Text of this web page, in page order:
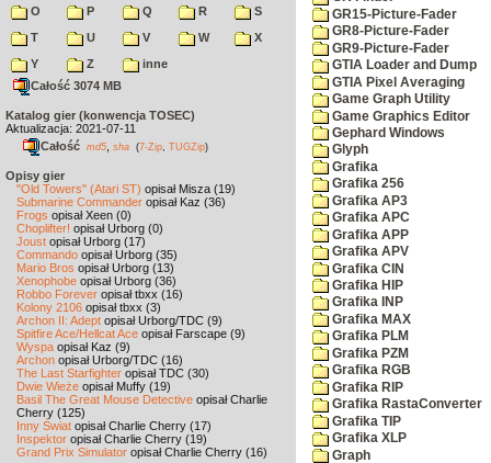
O
P Q R
S
T
U V W
X
Y
Z
inne
Całość 3074 MB
Katalog gier (konwencja TOSEC)
Aktualizacja: 2021-07-11
Całość md5 sha (7-Zip TUGZip)
Opisy gier
"Old Towers" (Atari ST) opisał Misza (19)
Submarine Commander opisał Kaz (36)
Frogs opisał Xeen (0)
Choplifter! opisał Urborg (0)
Joust opisał Urborg (17)
Commando opisał Urborg (35)
Mario Bros opisał Urborg (13)
Xenophobe opisał Urborg (36)
Robbo Forever opisał tbxx (16)
Kolony 2106 opisał tbxx (3)
Archon II: Adept opisał Urborg/TDC (9)
Spitfire Ace/Hellcat Ace opisał Farscape (9)
Wyspa opisał Kaz (9)
Archon opisał Urborg/TDC (16)
The Last Starfighter opisał TDC (30)
Dwie Wieże opisał Muffy (19)
Basil The Great Mouse Detective opisał Charlie
Cherry (125)
Inny Świat opisał Charlie Cherry (17)
Inspektor opisał Charlie Cherry (19)
Grand Prix Simulator opisał Charlie Cherry (16)
GR15-Picture-Fader
GR8-Picture-Fader
GR9-Picture-Fader
GTIA Loader and Dump
GTIA Pixel Averaging
Game Graph Utility
Game Graphics Editor
Gephard Windows
Glyph
Grafika
Grafika 256
Grafika AP3
Grafika APC
Grafika APP
Grafika APV
Grafika CIN
Grafika HIP
Grafika INP
Grafika MAX
Grafika PLM
Grafika PZM
Grafika RGB
Grafika RIP
Grafika RastaConverter
Grafika TIP
Grafika XLP
Graph